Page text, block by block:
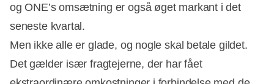
og ONE’s omsætning er også øget markant i det
seneste kvartal.
Men ikke alle er glade, og nogle skal betale gildet.
Det gælder især fragtejerne, der har fået